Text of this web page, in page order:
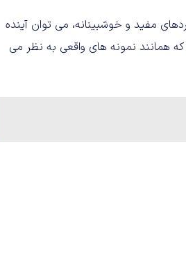
مفید و خوشبینانه، می توان آینده
که همانند نمونه های واقعی به نظر می